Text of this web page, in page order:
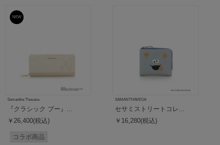
予約
NEW
Samantha Thavasa
『クラシック プー』...
￥26,400(税込)
コラボ商品
SAMANTHAVEGA
セサミストリートコレ...
￥16,280(税込)